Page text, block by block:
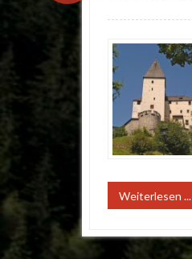
Weiterlesen ...